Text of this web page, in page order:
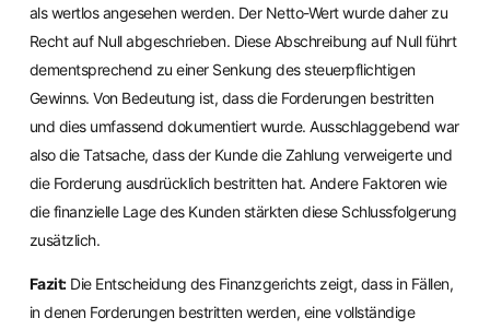
als wertlos angesehen werden. Der Netto-Wert wurde daher zu
Recht auf Null abgeschrieben. Diese Abschreibung auf Null führt
dementsprechend zu einer Senkung des steuerpflichtigen
Gewinns. Von Bedeutung ist, dass die Forderungen bestritten
und dies umfassend dokumentiert wurde. Ausschlaggebend war
also die Tatsache, dass der Kunde die Zahlung verweigerte und
die Forderung ausdrücklich bestritten hat. Andere Faktoren wie
die finanzielle Lage des Kunden stärkten diese Schlussfolgerung
zusätzlich.
Fazit:Die Entscheidung des Finanzgerichts zeigt, dass in Fällen,
in denen Forderungen bestritten werden, eine vollständige